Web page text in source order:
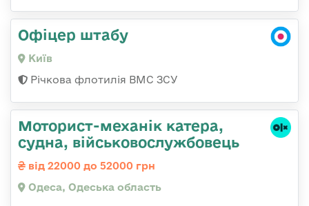
Офіцер штабу
Київ
Річкова флотилія ВМС ЗСУ
Моторист-механік катера,
судна, військовослужбовець
від 22000 до 52000 грн
Одеса, Одеська область